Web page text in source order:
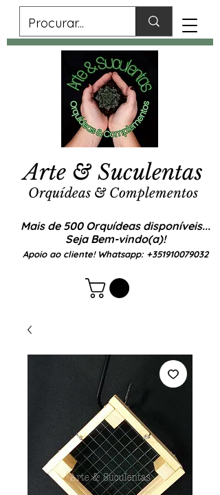
Mais de 500 Orquídeas disponíveis...
Seja Bem-vindo(a)!
Apoio ao cliente! Whatsapp: +351910079032
Arte & Suculentas
Orquídeas & Complementos